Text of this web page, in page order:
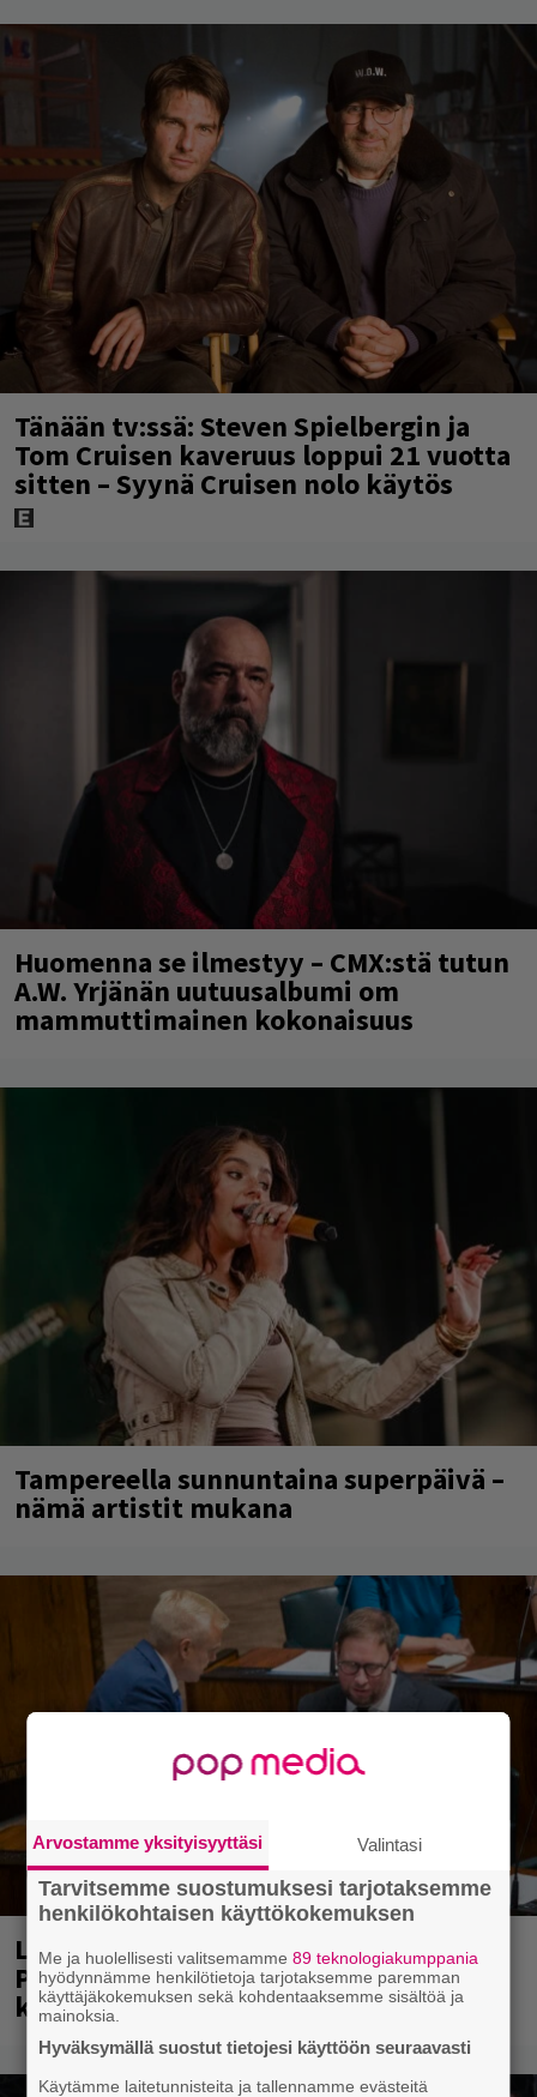
Tänään tv:ssä: Steven Spielbergin ja
Tom Cruisen kaveruus loppui 21 vuotta
sitten – Syynä Cruisen nolo käytös
Huomenna se ilmestyy – CMX:stä tutun
A.W. Yrjänän uutuusalbumi om
mammuttimainen kokonaisuus
Tampereella sunnuntaina superpäivä –
nämä artistit mukana
Laittomasta graffitista kiinni jäänyt
Paavo Arhinmäki jälleen spraypullo
kädessä – näitä puolueita ei kiinnosta
Arvostamme yksityisyyttäsi Valintasi
Tarvitsemme suostumuksesi tarjotaksemme
henkilökohtaisen käyttökokemuksen
Me ja huolellisesti valitsemamme89 teknologiakumppania
hyödynnämme henkilötietoja tarjotaksemme paremman
käyttäjäkokemuksen sekä kohdentaaksemme sisältöä ja
mainoksia.
Hyväksymällä suostut tietojesi käyttöön seuraavasti
Käytämme laitetunnisteita ja tallennamme evästeitä